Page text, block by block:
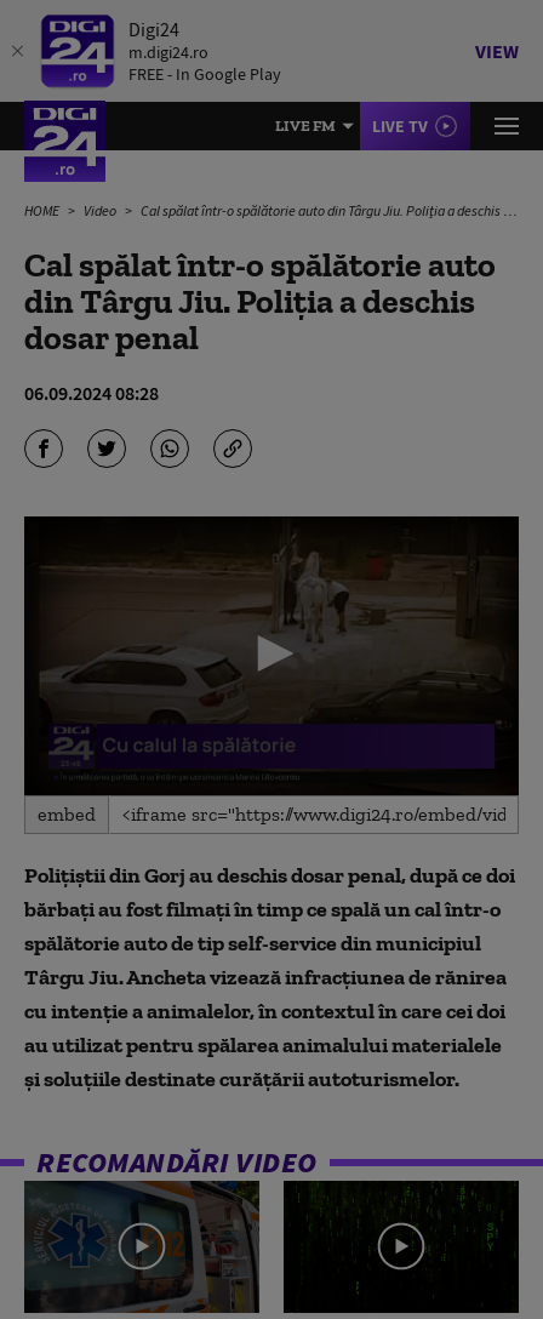
Digi24
m.digi24.ro
FREE - In Google Play
VIEW
LIVE FM LIVE TV
HOME Video Cal spălat într-o spălătorie auto din Târgu Jiu. Poliția a deschis dosar penal
Cal spălat într-o spălătorie auto
din Târgu Jiu. Poliția a deschis
dosar penal
06.09.2024 08:28
0
seconds
seconds
embed
Poliţiştii din Gorj au deschis dosar penal, după ce doi
bărbaţi au fost filmaţi în timp ce spală un cal într-o
spălătorie auto de tip self-service din municipiul
Târgu Jiu. Ancheta vizează infracţiunea de rănirea
cu intenţie a animalelor, în contextul în care cei doi
au utilizat pentru spălarea animalului materialele
şi soluţiile destinate curăţării autoturismelor.
RECOMANDĂRI VIDEO